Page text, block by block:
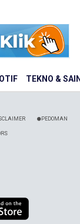
TEKNO &
PEDOMAN